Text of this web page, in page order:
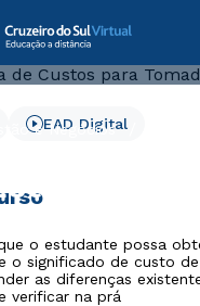
e Negócios
Tomada
EAD Digital
o estudante possa
o significado de custo de
as diferenças
verificar na prá